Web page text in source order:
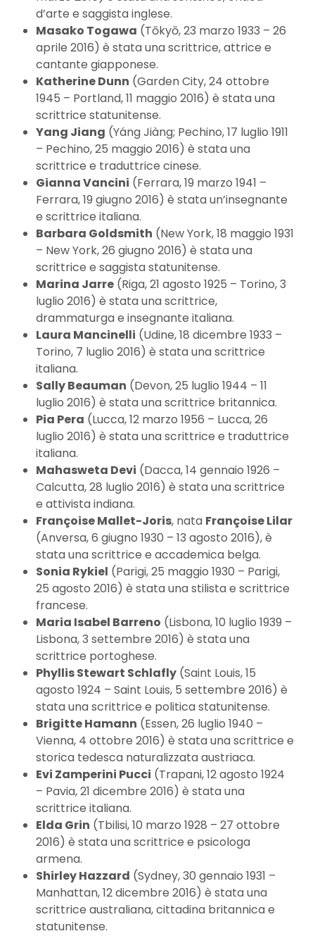
d’arte e saggista inglese.
Masako Togawa (Tōkyō, 23 marzo 1933 – 26
aprile 2016) è stata una scrittrice, attrice e
cantante giapponese.
Katherine Dunn (Garden City, 24 ottobre
1945 – Portland, 11 maggio 2016) è stata una
scrittrice statunitense.
Yang Jiang (Yáng Jiàng; Pechino, 17 luglio 1911
– Pechino, 25 maggio 2016) è stata una
scrittrice e traduttrice cinese.
Gianna Vancini (Ferrara, 19 marzo 1941 –
Ferrara, 19 giugno 2016) è stata un’insegnante
e scrittrice italiana.
Barbara Goldsmith (New York, 18 maggio 1931
– New York, 26 giugno 2016) è stata una
scrittrice e saggista statunitense.
Marina Jarre (Riga, 21 agosto 1925 – Torino, 3
luglio 2016) è stata una scrittrice,
drammaturga e insegnante italiana.
Laura Mancinelli (Udine, 18 dicembre 1933 –
Torino, 7 luglio 2016) è stata una scrittrice
italiana.
Sally Beauman (Devon, 25 luglio 1944 – 11
luglio 2016) è stata una scrittrice britannica.
Pia Pera (Lucca, 12 marzo 1956 – Lucca, 26
luglio 2016) è stata una scrittrice e traduttrice
italiana.
Mahasweta Devi (Dacca, 14 gennaio 1926 –
Calcutta, 28 luglio 2016) è stata una scrittrice
e attivista indiana.
Françoise Mallet-Joris, nata Françoise Lilar
(Anversa, 6 giugno 1930 – 13 agosto 2016), è
stata una scrittrice e accademica belga.
Sonia Rykiel (Parigi, 25 maggio 1930 – Parigi,
25 agosto 2016) è stata una stilista e scrittrice
francese.
Maria Isabel Barreno (Lisbona, 10 luglio 1939 –
Lisbona, 3 settembre 2016) è stata una
scrittrice portoghese.
Phyllis Stewart Schlafly (Saint Louis, 15
agosto 1924 – Saint Louis, 5 settembre 2016) è
stata una scrittrice e politica statunitense.
Brigitte Hamann (Essen, 26 luglio 1940 –
Vienna, 4 ottobre 2016) è stata una scrittrice e
storica tedesca naturalizzata austriaca.
Evi Zamperini Pucci (Trapani, 12 agosto 1924
– Pavia, 21 dicembre 2016) è stata una
scrittrice italiana.
Elda Grin (Tbilisi, 10 marzo 1928 – 27 ottobre
2016) è stata una scrittrice e psicologa
armena.
Shirley Hazzard (Sydney, 30 gennaio 1931 –
Manhattan, 12 dicembre 2016) è stata una
scrittrice australiana, cittadina britannica e
statunitense.